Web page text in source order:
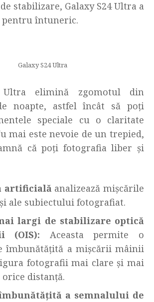
stabilizare, Galaxy S24 Ultra a
întuneric.
Galaxy S24 Ultra
Ultra elimină zgomotul din
noapte, astfel încât să poți
speciale cu o claritate
mai este nevoie de un trepied,
că poți fotografia liber și
artificială analizează mișcările
ale subiectului fotografiat.
largi de stabilizare optică
(OIS): Aceasta permite o
îmbunătățită a mișcării mâinii
fotografii mai clare și mai
distanță.
a semnalului de